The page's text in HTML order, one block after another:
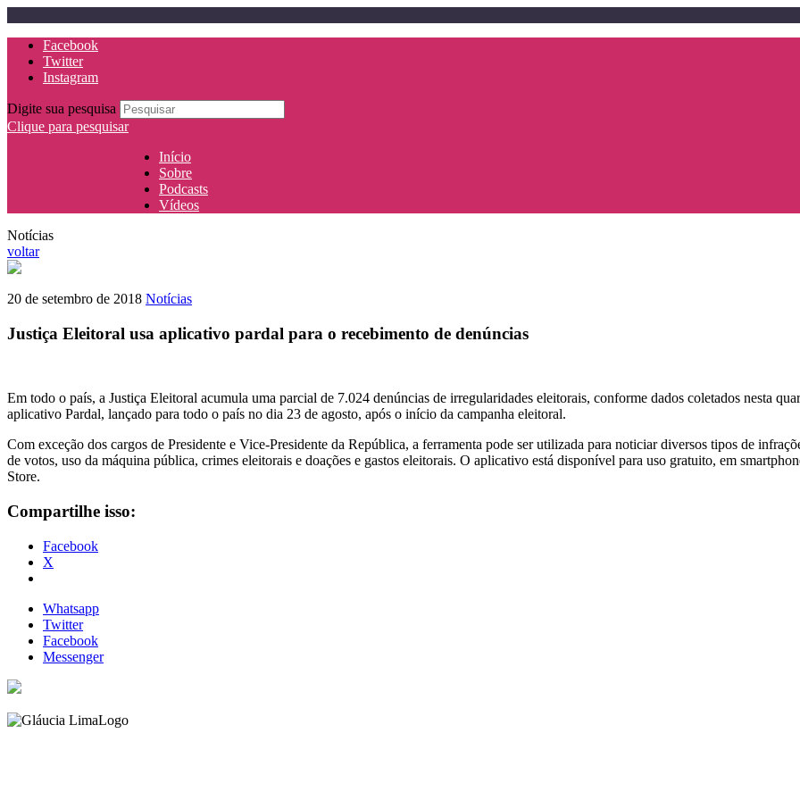
Facebook
Twitter
Instagram
Digite sua pesquisa
Clique para pesquisar
Início
Sobre
Podcasts
Vídeos
Notícias
voltar
20 de setembro de 2018 Notícias
Justiça Eleitoral usa aplicativo pardal para o recebimento de denúncias
Em todo o país, a Justiça Eleitoral acumula uma parcial de 7.024 denúncias de irregularidades eleitorais, conforme dados coletados nesta
aplicativo Pardal, lançado para todo o país no dia 23 de agosto, após o início da campanha eleitoral.
Com exceção dos cargos de Presidente e Vice-Presidente da República, a ferramenta pode ser utilizada para noticiar diversos tipos de
de votos, uso da máquina pública, crimes eleitorais e doações e gastos eleitorais. O aplicativo está disponível para uso gratuito, em
Store.
Compartilhe isso:
Facebook
X
Whatsapp
Twitter
Facebook
Messenger